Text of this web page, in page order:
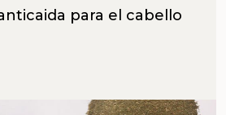
para el cabello